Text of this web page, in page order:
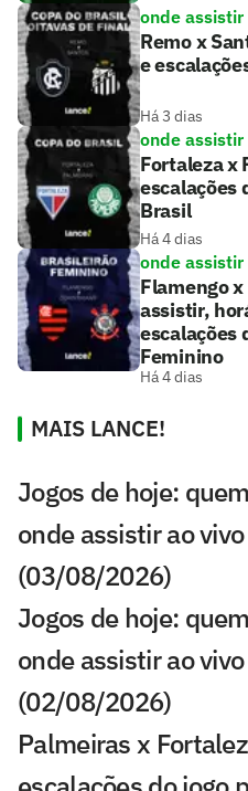
onde assistir
Remo x
e
Há 3 dias
onde assistir
Fortaleza x
escalações
Brasil
Há 4 dias
onde assistir
Flamengo
assistir,
escalações
Feminino
Há 4 dias
MAIS LANCE!
Jogos de hoje:
onde assistir ao
(03/08/2026)
Jogos de hoje:
onde assistir ao
(02/08/2026)
Palmeiras x